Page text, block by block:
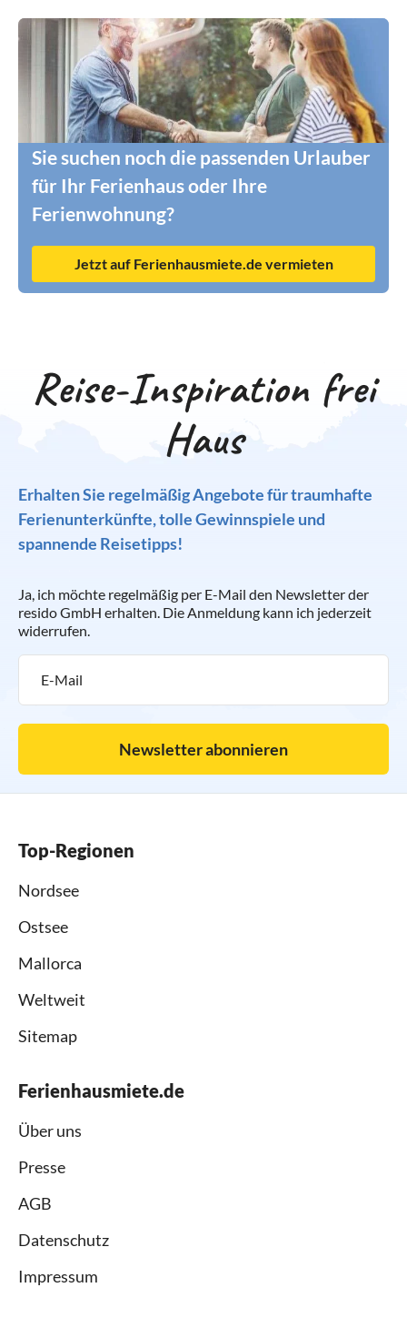
Hunde dürfen zu jeder Zeit mit an den Strand.
Fazit: Ein großzügiges, super ausgestattetes
Ferienhaus in toller Lage – wir haben uns sehr
wohlgefühlt und kommen gerne wieder!
⭐⭐⭐⭐⭐
Sie suchen noch die passenden Urlauber
für Ihr Ferienhaus oder Ihre
Ferienwohnung?
Jetzt auf Ferienhausmiete.de vermieten
Reise-Inspiration frei
Haus
Erhalten Sie regelmäßig Angebote für traumhafte
Ferienunterkünfte, tolle Gewinnspiele und
spannende Reisetipps!
Ja, ich möchte regelmäßig per E-Mail den Newsletter der
resido GmbH erhalten. Die Anmeldung kann ich jederzeit
widerrufen.
Newsletter abonnieren
Top-Regionen
Nordsee
Ostsee
Mallorca
Weltweit
Sitemap
Ferienhausmiete.de
Über uns
Presse
AGB
Datenschutz
Impressum